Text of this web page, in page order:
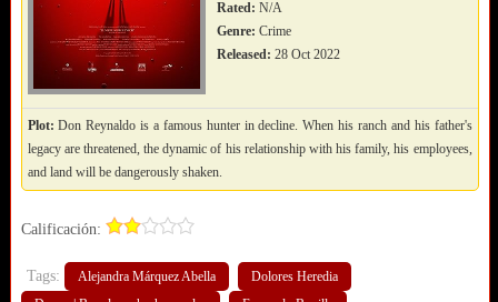
Rated: N/A
Genre: Crime
Released: 28 Oct 2022
Plot: Don Reynaldo is a famous hunter in decline. When his ranch and his father's
legacy are threatened, the dynamic of his relationship with his family, his employees,
and land will be dangerously shaken.
Calificación:
Tags: Alejandra Márquez Abella
Dolores Heredia